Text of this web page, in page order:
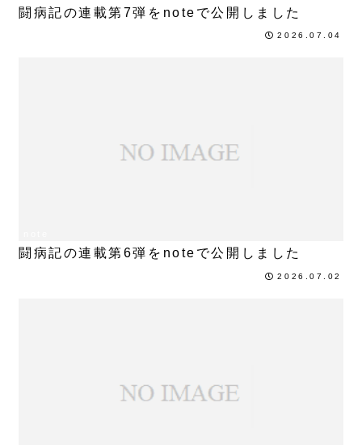
闘病記の連載第7弾をnoteで公開しました
2026.07.04
闘病記の連載第6弾をnoteで公開しました
2026.07.02